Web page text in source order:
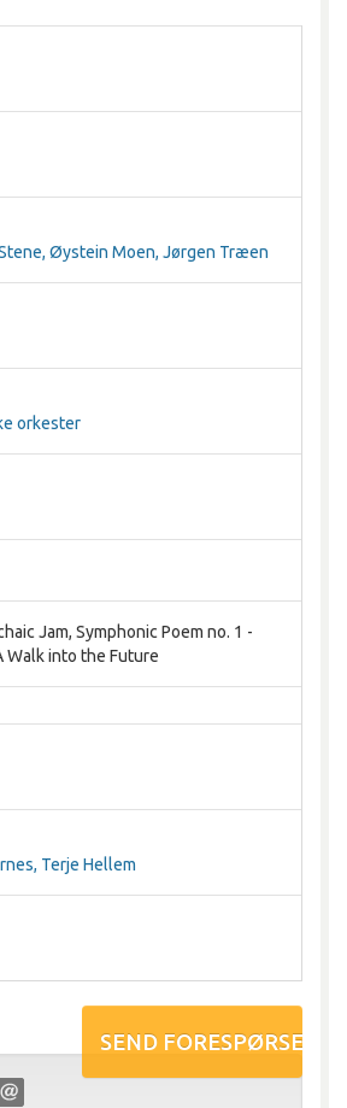
Øystein Moen, Jørgen Træen
orkester
Jam, Symphonic Poem no. 1 -
Walk into the Future
Terje Hellem